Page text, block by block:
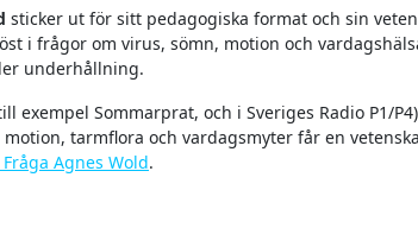
sticker ut för sitt pedagogiska format och sin
i frågor om virus, sömn, motion och
underhållning.
Sommarprat, och i Sveriges Radio P1/
tarmflora och vardagsmyter får en
Agnes Wold.